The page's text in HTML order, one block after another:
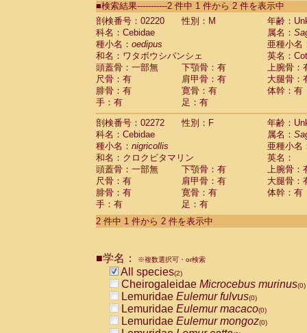
CebidaeSaguinus labiatus(0)
Cebidae Saguinus leucopus (0)
Cebidae
Cebidae
CebidaeSaguinus nigricollis (1)
Cebidae Saguinus oedipus
Cebidae Saguinus weddelli
Cebidae Saguinusspp.
Cebidae Aotus trivirgatus
Cebidae Cebus albifrons
Cebidae
CebidaeCebus capucinus
CebidaeCebus nigrivittatus
Cebidae Cebusspp.(0)
Cebidae Saimiri boliviensis
Cebidae Saimiri sciureus
Atelidae Alouatta caraya
AtelidaeAlouatta fusca
AtelidaeAlouatta seniculus
AtelidaeAteles belzebuth
AtelidaeAteles geoffroyi
AtelidaeAteles paniscus(0)
AtelidaeAtelesspp. (0)
AtelidaeLagothrix lagothricha
AtelidaeLagothrix lagothricha cana
PitheciidaeCacajao calvus
■検索結果-----------2 件中 1 件から 2 件を表示中
剖検番号：02220
性別：M
年齢：
科名：Cebidae
属名：
種小名： oedipus
亜種小名
和名：ワタボウシパンシェ
英名：
頭蓋骨：一部無
下顎骨：有
上腕骨：
尺骨：有
肩甲骨：有
大腿骨：
腓骨：有
寛骨：有
体幹：有
手：有
足：有
剖検番号：02272
性別：F
年齢：
科名：Cebidae
属名：
種小名： nigricollis
亜種小名
和名：クロクビタマリン
英名：
頭蓋骨：一部無
下顎骨：有
上腕骨：
尺骨：有
肩甲骨：有
大腿骨：
腓骨：有
寛骨：有
体幹：有
手：有
足：有
2 件中 1 件から 2 件を表示中
■学名： ※複数選択可・or検索
All species(2)
Cheirogaleidae Microcebus murinus(0)
Lemuridae Eulemur fulvus(0)
Lemuridae Eulemur macaco(0)
Lemuridae Eulemur mongoz(0)